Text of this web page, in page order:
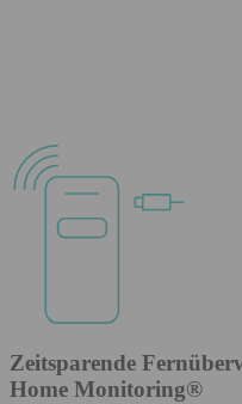
Zeitsparende
Home Monitoring®